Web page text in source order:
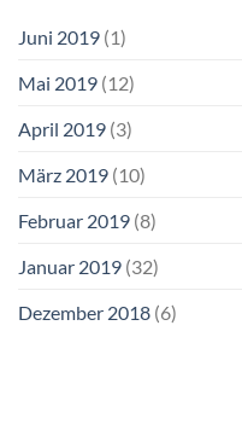
Juni 2019 (1)
Mai 2019 (12)
April 2019 (3)
März 2019 (10)
Februar 2019 (8)
Januar 2019 (32)
Dezember 2018 (6)